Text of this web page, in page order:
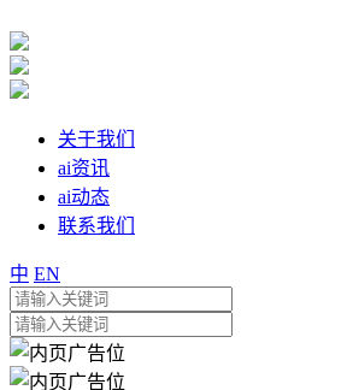
关于我们
ai资讯
ai动态
联系我们
中 EN